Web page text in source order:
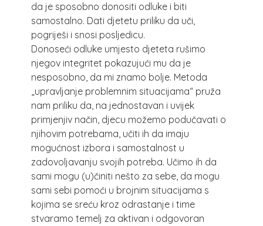
UPS edukacija
PRVI STUPANJ
Listopad, 2026., 1. modul, 18:15 – 20:45 (online)
DRUGI STUPANJ
Listopad, 2026., 1. modul, 18:15 – 20:45 (online)
da je sposobno donositi odluke i biti
samostalno. Dati djetetu priliku da uči,
pogriješi i snosi posljedicu.
Donoseći odluke umjesto djeteta rušimo
njegov integritet pokazujući mu da je
nesposobno, da mi znamo bolje. Metoda
„upravljanje problemnim situacijama“ pruža
nam priliku da, na jednostavan i uvijek
primjenjiv način, djecu možemo podučavati o
njihovim potrebama, učiti ih da imaju
mogućnost izbora i samostalnost u
zadovoljavanju svojih potreba. Učimo ih da
sami mogu (u)činiti nešto za sebe, da mogu
sami sebi pomoći u brojnim situacijama s
kojima se sreću kroz odrastanje i time
stvaramo temelj za aktivan i odgovoran